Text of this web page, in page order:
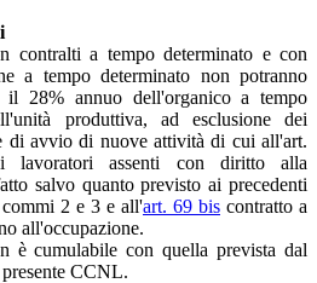
contralti a tempo determinato e con
a tempo determinato non potranno
il 28% annuo dell'organico a tempo
produttiva, ad esclusione dei
di avvio di nuove attività di cui all'art.
lavoratori assenti con diritto alla
salvo quanto previsto ai precedenti
2 e 3 e all'art. 69 bis contratto a
all'occupazione.
è cumulabile con quella prevista dal
CCNL.